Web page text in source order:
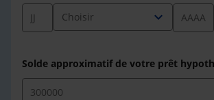
Choisir expand_more
Solde approximatif de votre prêt